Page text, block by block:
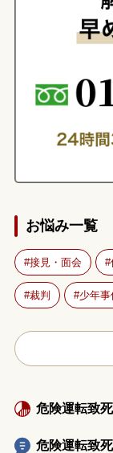
お悩み一覧
接見・面会
裁判 少年事
危険運転致
危険運転致